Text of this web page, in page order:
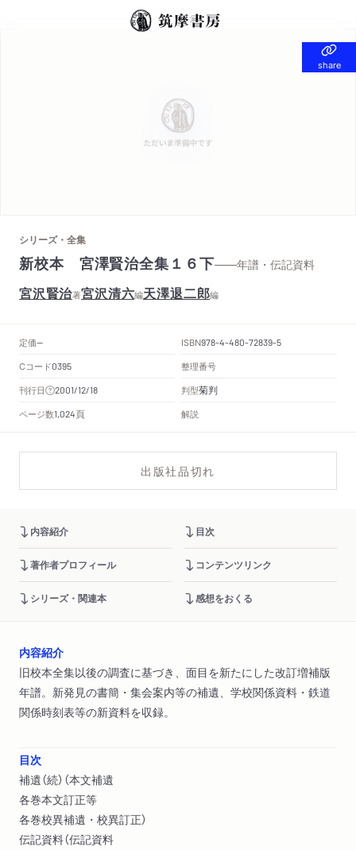
share
share
シリーズ・全集
新校本 宮澤賢治全集１６下——年譜・伝記資料
宮沢賢治著宮沢清六編天澤退二郎編
定価-- ISBN978-4-480-72839-5
Cコード0395
整理番号
刊行日
2001/12/18 判型菊判
ページ数1,024頁 解説
出版社品切れ
内容紹介 目次
著作者プロフィール コンテンツリンク
シリーズ・関連本 感想をおくる
内容紹介
旧校本全集以後の調査に基づき、面目を新たにした改訂増補版
年譜。新発見の書簡・集会案内等の補遺、学校関係資料・鉄道
関係時刻表等の新資料を収録。
目次
補遺（続）（本文補遺
各巻本文訂正等
各巻校異補遺・校異訂正）
伝記資料（伝記資料